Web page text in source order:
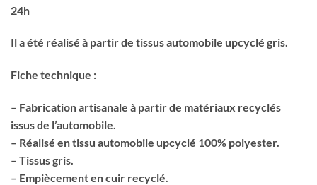
24h
Il a été réalisé à partir de tissus automobile upcyclé gris.
Fiche technique :
– Fabrication artisanale à partir de matériaux recyclés
issus de l’automobile.
– Réalisé en tissu automobile upcyclé 100% polyester.
– Tissus gris.
– Empiècement en cuir recyclé.